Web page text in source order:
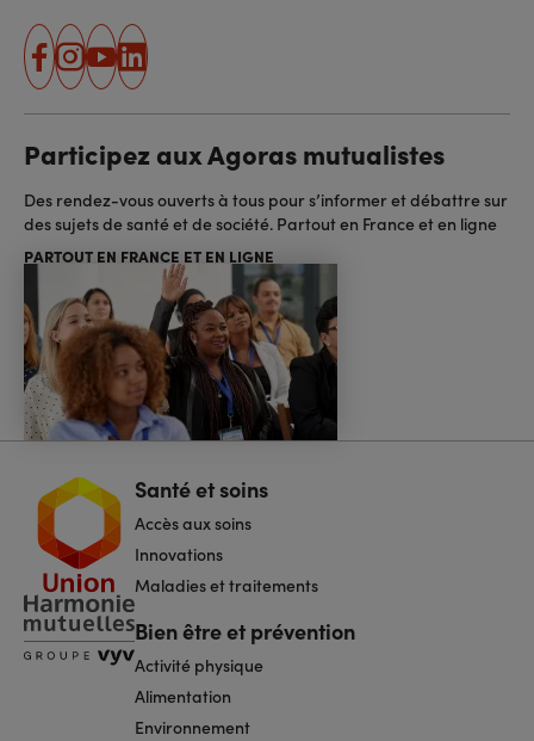
facebook
instagram
youtube
linkedin
Participez aux Agoras mutualistes
Des rendez-vous ouverts à tous pour s’informer et débattre sur
des sujets de santé et de société. Partout en France et en ligne
PARTOUT EN FRANCE ET EN LIGNE
Navigation
de
page
Santé et soins
Accès aux soins
Innovations
Maladies et traitements
Bien être et prévention
Activité physique
Alimentation
Environnement